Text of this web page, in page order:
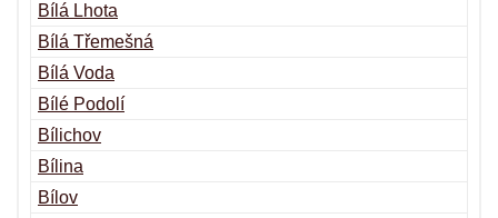
Bílá Lhota
Bílá Třemešná
Bílá Voda
Bílé Podolí
Bílichov
Bílina
Bílov